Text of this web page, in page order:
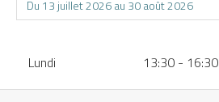
Lundi 13:30 - 16:30